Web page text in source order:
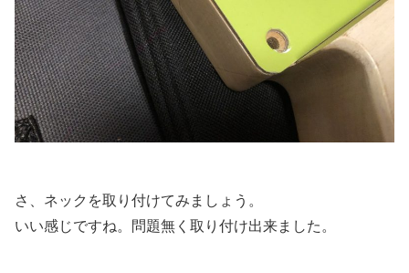
さ、ネックを取り付けてみましょう。
いい感じですね。問題無く取り付け出来ました。